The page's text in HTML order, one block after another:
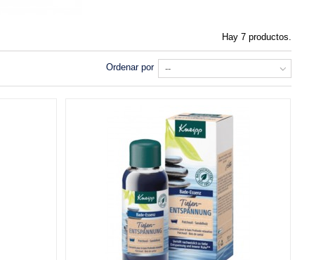
Hay 7 productos.
Ordenar por --